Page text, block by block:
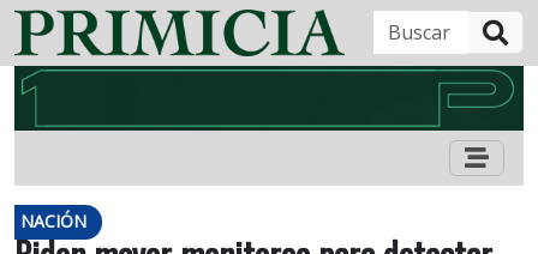
NACIÓN